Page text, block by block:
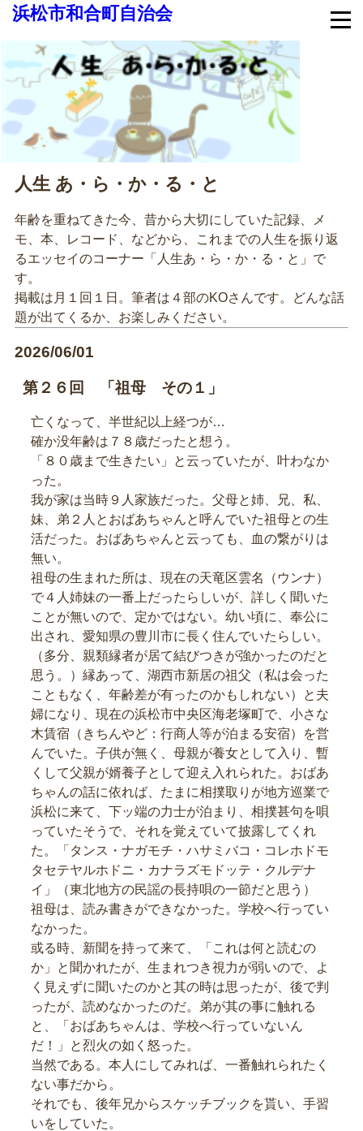
浜松市和合町自治会
人生 あ・ら・か・る・と
年齢を重ねてきた今、昔から大切にしていた記録、メ
モ、本、レコード、などから、これまでの人生を振り返
るエッセイのコーナー「人生あ・ら・か・る・と」で
す。
掲載は月１回１日。筆者は４部のKOさんです。どんな話
題が出てくるか、お楽しみください。
2026/06/01
第２６回 「祖母 その１」
亡くなって、半世紀以上経つが…
確か没年齢は７８歳だったと想う。
「８０歳まで生きたい」と云っていたが、叶わなか
った。
我が家は当時９人家族だった。父母と姉、兄、私、
妹、弟２人とおばあちゃんと呼んでいた祖母との生
活だった。おばあちゃんと云っても、血の繋がりは
無い。
祖母の生まれた所は、現在の天竜区雲名（ウンナ）
で４人姉妹の一番上だったらしいが、詳しく聞いた
ことが無いので、定かではない。幼い頃に、奉公に
出され、愛知県の豊川市に長く住んでいたらしい。
（多分、親類縁者が居て結びつきが強かったのだと
思う。）縁あって、湖西市新居の祖父（私は会った
こともなく、年齢差が有ったのかもしれない）と夫
婦になり、現在の浜松市中央区海老塚町で、小さな
木賃宿（きちんやど：行商人等が泊まる安宿）を営
んでいた。子供が無く、母親が養女として入り、暫
くして父親が婿養子として迎え入れられた。おばあ
ちゃんの話に依れば、たまに相撲取りが地方巡業で
浜松に来て、下ッ端の力士が泊まり、相撲甚句を唄
っていたそうで、それを覚えていて披露してくれ
た。「タンス・ナガモチ・ハサミバコ・コレホドモ
タセテヤルホドニ・カナラズモドッテ・クルデナ
イ」（東北地方の民謡の長持唄の一節だと思う）
祖母は、読み書きができなかった。学校へ行ってい
なかった。
或る時、新聞を持って来て、「これは何と読むの
か」と聞かれたが、生まれつき視力が弱いので、よ
く見えずに聞いたのかと其の時は思ったが、後で判
ったが、読めなかったのだ。弟が其の事に触れる
と、「おばあちゃんは、学校へ行っていないん
だ！」と烈火の如く怒った。
当然である。本人にしてみれば、一番触れられたく
ない事だから。
それでも、後年兄からスケッチブックを貰い、手習
いをしていた。